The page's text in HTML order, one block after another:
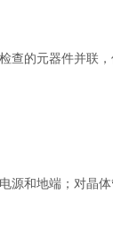
的元器件并联
和地端；对晶